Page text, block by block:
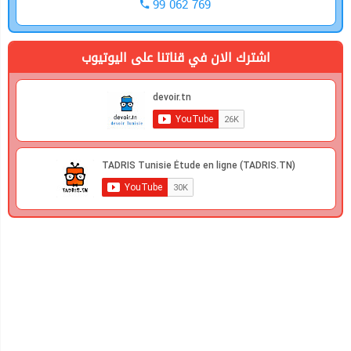
اشترك الان في قناتنا على اليوتيوب